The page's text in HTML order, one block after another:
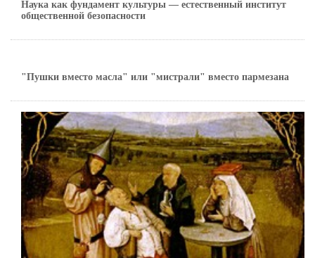
Наука как фундамент культуры — естественный институт
общественной безопасности
"Пушки вместо масла" или "мистрали" вместо пармезана